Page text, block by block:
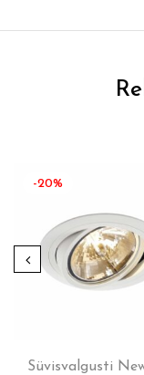
-20%
Süvisvalgusti